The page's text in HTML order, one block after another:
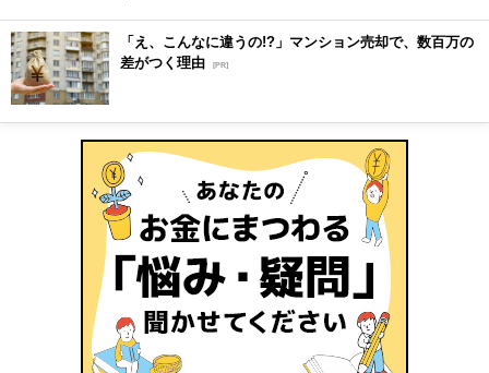
「え、こんなに違うの!?」マンション売却で、数百万の
差がつく理由 [PR]